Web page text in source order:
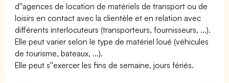
d''agences de location de matériels de transport ou de
loisirs en contact avec la clientèle et en relation avec
différents interlocuteurs (transporteurs, fournisseurs, ...).
Elle peut varier selon le type de matériel loué (véhicules
de tourisme, bateaux, ...).
Elle peut s''exercer les fins de semaine, jours fériés.